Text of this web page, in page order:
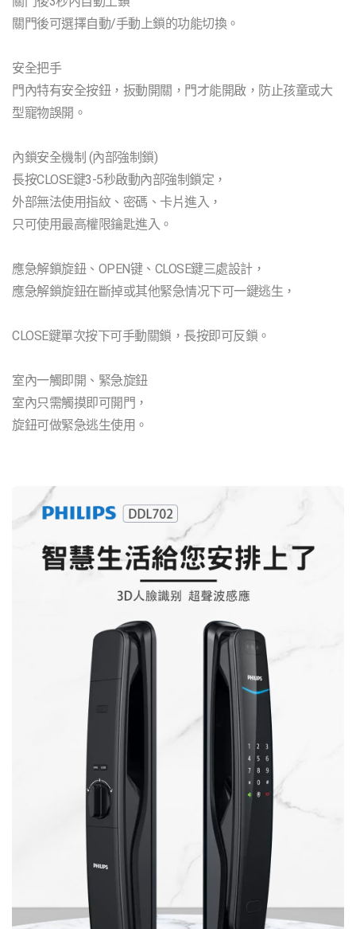
關門後可選擇自動/手動上鎖的功能切換。
安全把手
門內特有安全按鈕，扳動開關，門才能開啟，防止孩童或大
型寵物誤開。
內鎖安全機制 (內部強制鎖)
長按CLOSE鍵3-5秒啟動內部強制鎖定，
外部無法使用指紋、密碼、卡片進入，
只可使用最高權限鑰匙進入。
應急解鎖旋鈕、OPEN键、CLOSE鍵三處設計，
應急解鎖旋鈕在斷掉或其他緊急情况下可一鍵逃生，
CLOSE鍵單次按下可手動關鎖，長按即可反鎖。
室內一觸即開、緊急旋鈕
室內只需觸摸即可開門，
旋鈕可做緊急逃生使用。